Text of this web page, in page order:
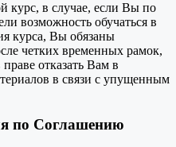
курс, в случае, если Вы по
возможность обучаться в
курса, Вы обязаны
четких временных рамок,
отказать Вам в
в связи с упущенным
по Соглашению